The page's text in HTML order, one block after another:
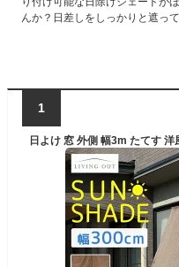
んか？日差しをしっかりと遮っ
1